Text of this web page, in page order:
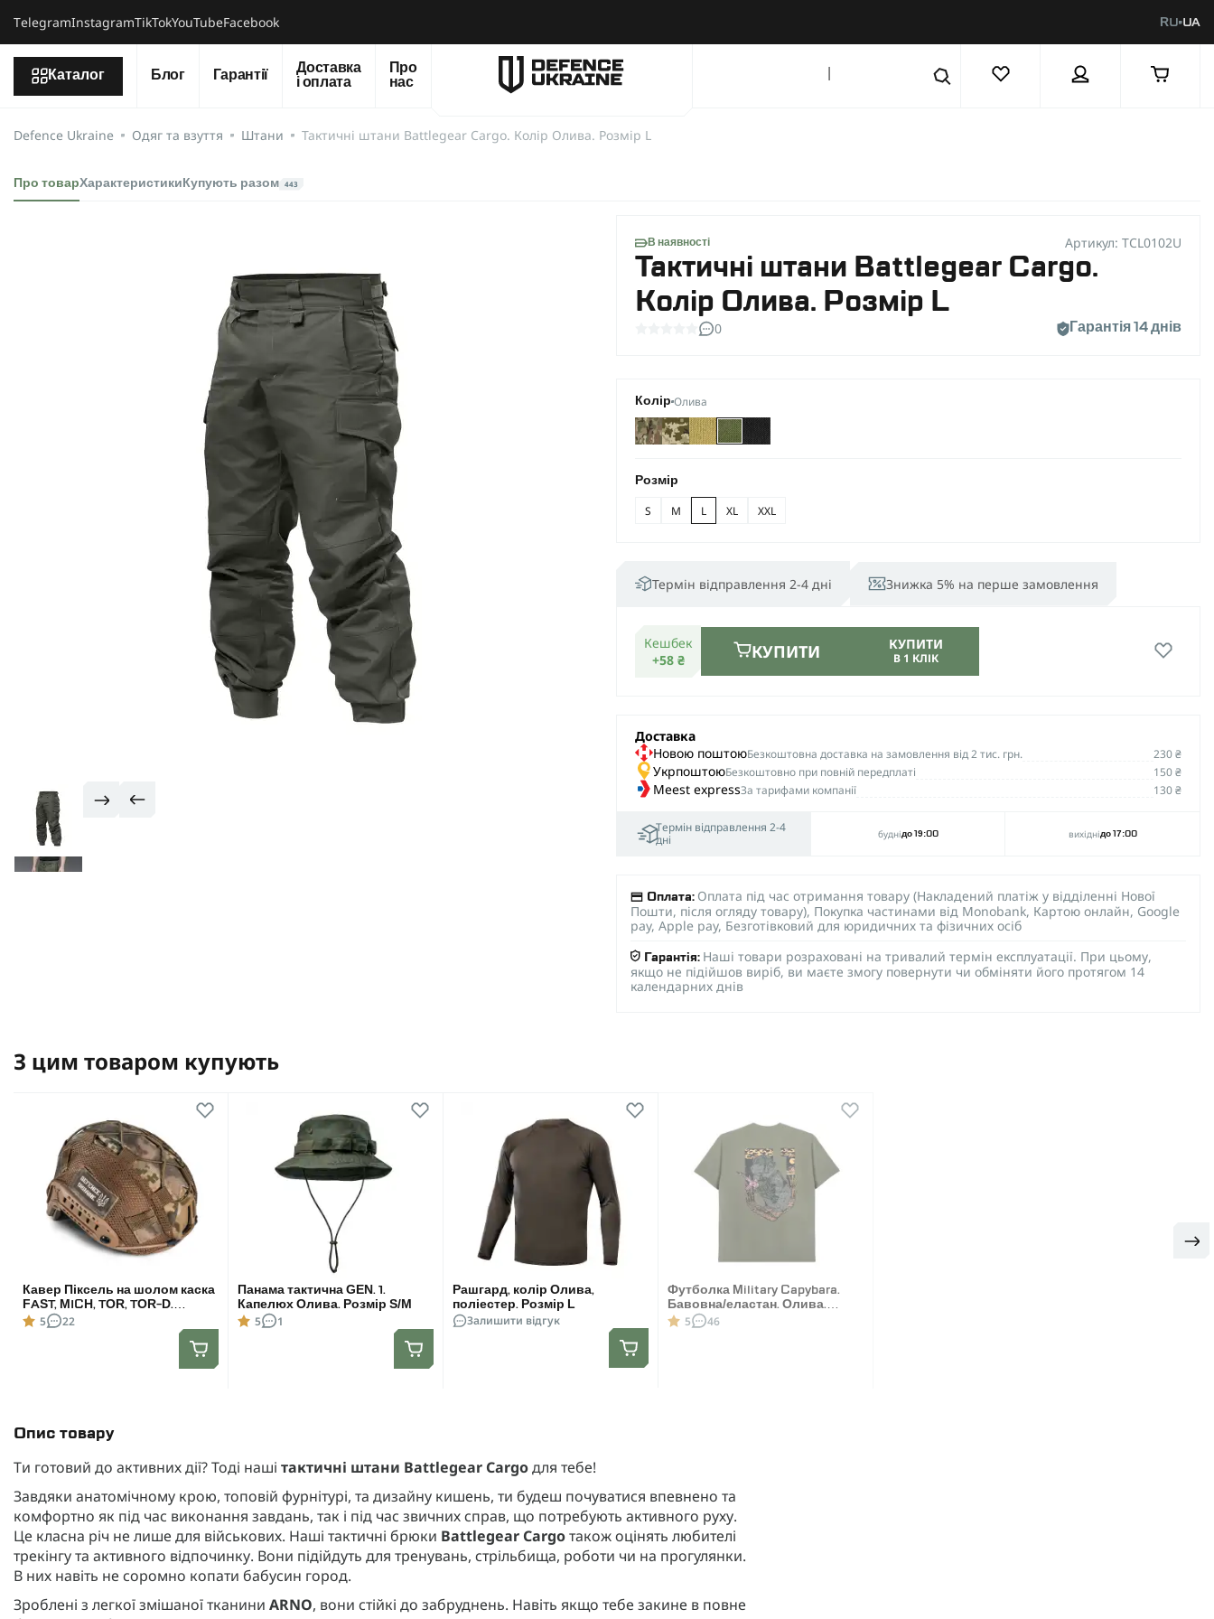
ТelegramInstagramTikTokYouTubeFacebook RU UA
Каталог Блог Гарантії
Доставка
і оплата
Про
нас
Defence Ukraine Одяг та взуття Штани Тактичні штани Battlegear Cargo. Колір Олива. Розмір L
Про товарХарактеристики Купують разом 443
В наявності Артикул: TCL0102U
Тактичні штани Battlegear Cargo.
Колір Олива. Розмір L
0 Гарантія 14 днів
Колір Олива
Розмір
S M L XL XXL
Термін відправлення 2-4 дні Знижка 5% на перше замовлення
Кешбек
+58 ₴
КУПИТИ КУПИТИ
В 1 КЛІК
Доставка
Новою поштоюБезкоштовна доставка на замовлення від 2 тис. грн. 230 ₴
УкрпоштоюБезкоштовно при повній передплаті 150 ₴
Meest expressЗа тарифами компанії 130 ₴
Термін відправлення 2-4
дні
буднідо 19:00 вихіднідо 17:00
Оплата: Оплата під час отримання товару (Накладений платіж у відділенні Нової
Пошти, після огляду товару), Покупка частинами від Monobank, Картою онлайн, Google
pay, Apple pay, Безготівковий для юридичних та фізичних осіб
Гарантія: Наші товари розраховані на тривалий термін експлуатації. При цьому,
якщо не підійшов виріб, ви маєте змогу повернути чи обміняти його протягом 14
календарних днів
Опис товару
Ти готовий до активних дії? Тоді наші тактичні штани Battlegear Cargoдля тебе!
Завдяки анатомічному крою, топовій фурнітурі, та дизайну кишень, ти будеш почуватися впевнено та
комфортно як під час виконання завдань, так і під час звичних справ, що потребують активного руху.
Це класна річ не лише для військових. Наші тактичні брюки Battlegear Cargoтакож оцінять любителі
трекінгу та активного відпочинку. Вони підійдуть для тренувань, стрільбища, роботи чи на прогулянки.
В них навіть не соромно копати бабусин город.
Зроблені з легкої змішаної тканини ARNO, вони стійкі до забруднень. Навіть якщо тебе закине в повне
З цим товаром купують
Кавер Піксель на шолом каска
FAST, MICH, TOR, TOR-D.
Розмір: L
5 22
Панама тактична GEN. 1.
Капелюх Олива. Розмір S/M
5 1
Рашгард, колір Олива,
поліестер. Розмір L
Залишити відгук
Футболка Military Capybara.
Бавовна/еластан. Олива.
Розмір L
5 46